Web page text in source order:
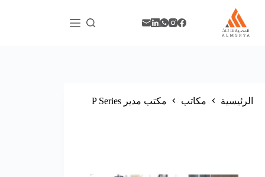
الرئيسية مكاتب مكتب مدير P Series